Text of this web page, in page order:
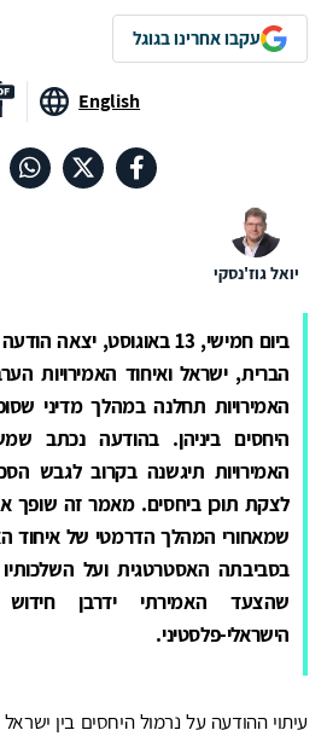
עקבו אחרינו בגוגל
English
יואל גוז'נסקי
ביום חמישי, 13 באוגוסט,
הברית, ישראל ואיחוד האמירויות
האמירויות תחלנה במהלך מדיני
היחסים ביניהן. בהודעה נכתב
האמירויות תיגשנה בקרוב לגבש
לצקת תוכן ביחסים. מאמר זה שופך
שמאחורי המהלך הדרמטי של איחוד
בסביבתה האסטרטגית ועל השלכותיו
שהצעד האמירתי ידרבן
הישראלי-פלסטיני.
עיתוי ההודעה על נרמול היחסים בין